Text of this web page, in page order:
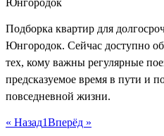
Юнгородок
Подборка квартир для
Юнгородок. Сейчас доступно
тех, кому важны регулярные
предсказуемое время в пути и
повседневной жизни.
« Назад1Вперёд »